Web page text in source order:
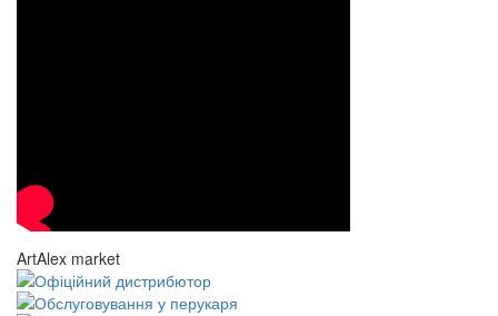
ArtAlex market